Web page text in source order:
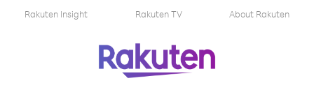
Rakuten Insight
Rakuten TV About Rakuten